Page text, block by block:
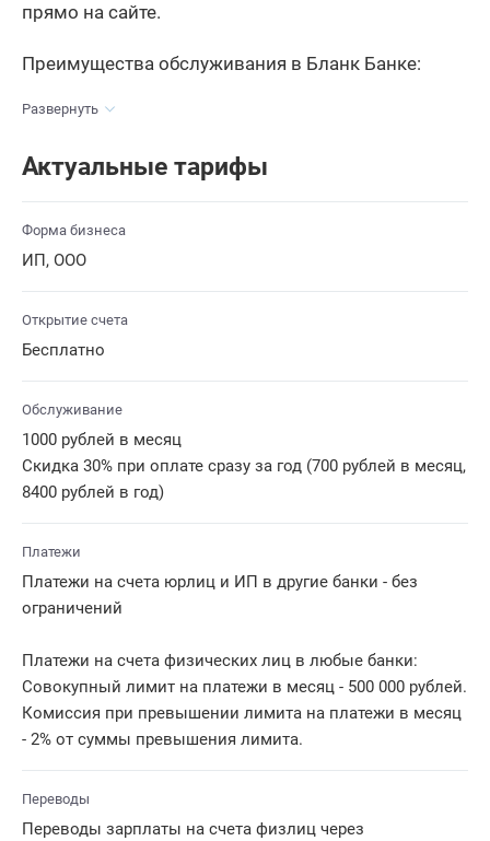
прямо на сайте.
Преимущества обслуживания в Бланк Банке:
Развернуть
Актуальные тарифы
Форма бизнеса
ИП, ООО
Открытие счета
Бесплатно
Обслуживание
1000 рублей в месяц
Скидка 30% при оплате сразу за год (700 рублей в месяц,
8400 рублей в год)
Платежи
Платежи на счета юрлиц и ИП в другие банки - без
ограничений
Платежи на счета физических лиц в любые банки:
Совокупный лимит на платежи в месяц - 500 000 рублей.
Комиссия при превышении лимита на платежи в месяц
- 2% от суммы превышения лимита.
Переводы
Переводы зарплаты на счета физлиц через